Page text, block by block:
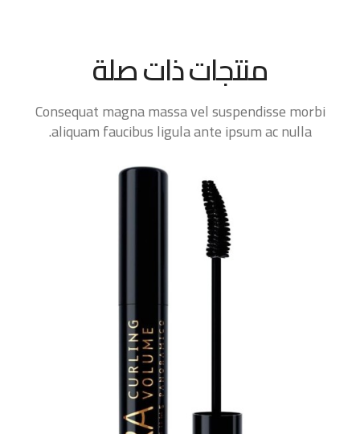
منتجات ذات صلة
Consequat magna massa vel suspendisse morbi
aliquam faucibus ligula ante ipsum ac nulla.